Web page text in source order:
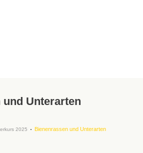
Unterarten
2025 Bienenrassen und Unterarten